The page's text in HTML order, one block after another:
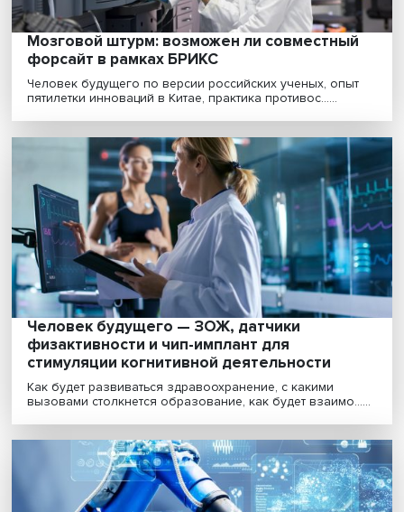
Мозговой штурм: возможен ли
форсайт в рамках БРИКС
Человек будущего по версии российских ученых,
пятилетки инноваций в Китае, практика противос......